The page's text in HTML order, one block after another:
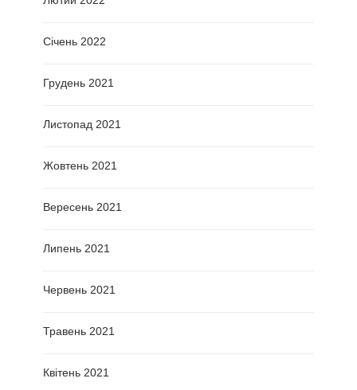
Січень 2022
Грудень 2021
Листопад 2021
Жовтень 2021
Вересень 2021
Липень 2021
Червень 2021
Травень 2021
Квітень 2021